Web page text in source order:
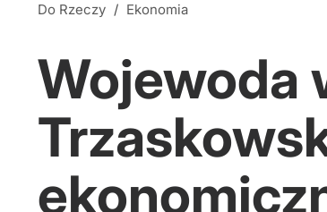
Do Rzeczy / Ekonomia
Wojewoda